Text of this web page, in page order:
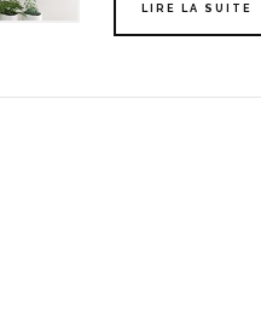
LIRE LA SUITE